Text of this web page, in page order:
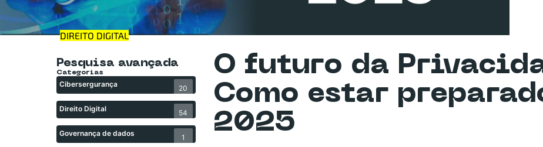
DIREITO DIGITAL
Pesquisa avançada
Categorias
Cibersergurança 20
Direito Digital 54
Governança de dados 1
O futuro da
Como estar
2025